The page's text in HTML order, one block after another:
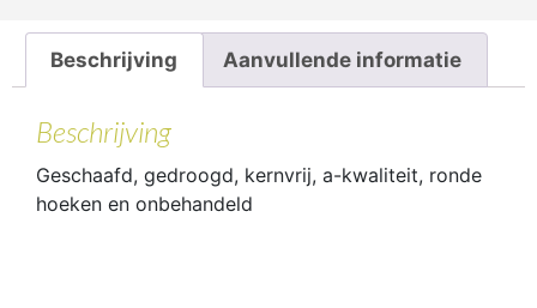
Beschrijving Aanvullende informatie
Beschrijving
Geschaafd, gedroogd, kernvrij, a-kwaliteit, ronde
hoeken en onbehandeld